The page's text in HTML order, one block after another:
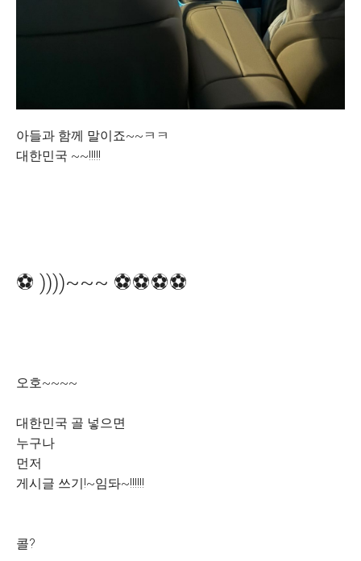
아들과 함께 말이죠~~ㅋㅋ
대한민국 ~~!!!!!
⚽️ ))))~~~ ⚽️⚽️⚽️⚽️
오호~~~~
대한민국 골 넣으면
누구나
먼저
게시글 쓰기!~임돠~!!!!!!
콜?